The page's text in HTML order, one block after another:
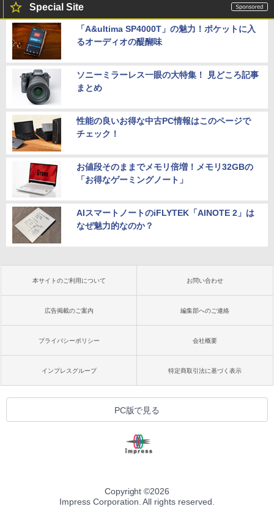
Special Site
「A&ultima SP4000T」の魅力！ポケットに入
るオーディオの醍醐味
ソニーミラーレス一眼の大特集！ 見どころ記事
まとめ
性能の良いお得な中古PC情報はこのページで
チェック！
お値段そのままでメモリ倍増！メモリ32GBの
「お得なゲーミングノート」
AIスマートノートのiFLYTEK「AINOTE 2」は
なぜ魅力的なのか？
本サイトのご利用について お問い合わせ
広告掲載のご案内 編集部へのご連絡
プライバシーポリシー 会社概要
インプレスグループ 特定商取引法に基づく表示
PC版で見る
Copyright ©2026
Impress Corporation. All rights reserved.